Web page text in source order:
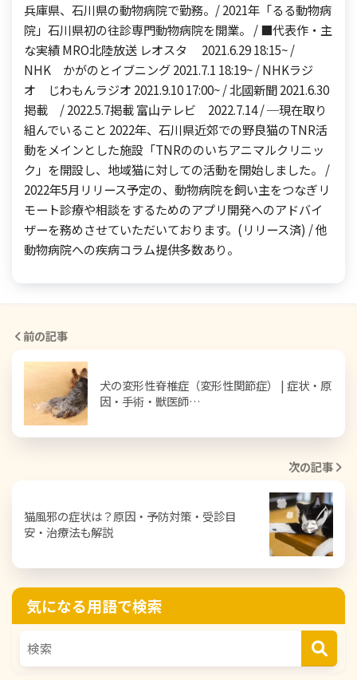
兵庫県、石川県の動物病院で勤務。/ 2021年「るる動物病
院」石川県初の往診専門動物病院を開業。 / ■代表作・主
な実績 MRO北陸放送 レオスタ 2021.6.29 18:15~ /
NHK かがのとイブニング 2021.7.1 18:19~ / NHKラジ
オ じわもんラジオ 2021.9.10 17:00~ / 北國新聞 2021.6.30
掲載 / 2022.5.7掲載 富山テレビ 2022.7.14 / ─現在取り
組んでいること 2022年、石川県近郊での野良猫のTNR活
動をメインとした施設「TNRののいちアニマルクリニッ
ク」を開設し、地域猫に対しての活動を開始しました。 /
2022年5月リリース予定の、動物病院を飼い主をつなぎリ
モート診療や相談をするためのアプリ開発へのアドバイ
ザーを務めさせていただいております。(リリース済) / 他
動物病院への疾病コラム提供多数あり。
前の記事
犬の変形性脊椎症（変形性関節症） | 症状・原
因・手術・獣医師…
次の記事
猫風邪の症状は？原因・予防対策・受診目
安・治療法も解説
気になる用語で検索